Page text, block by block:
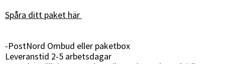
Spåra ditt paket här
-PostNord Ombud eller paketbox
Leveranstid 2-5 arbetsdagar